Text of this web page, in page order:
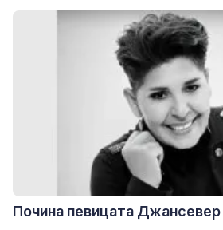
Почина певицата